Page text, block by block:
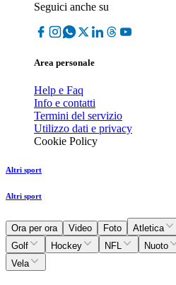
Seguici anche su
Area personale
Help e Faq
Info e contatti
Termini del servizio
Utilizzo dati e privacy
Cookie Policy
Altri sport
Altri sport
Ora per ora Video Foto Atletica
Golf
Hockey NFL Nuoto
Vela